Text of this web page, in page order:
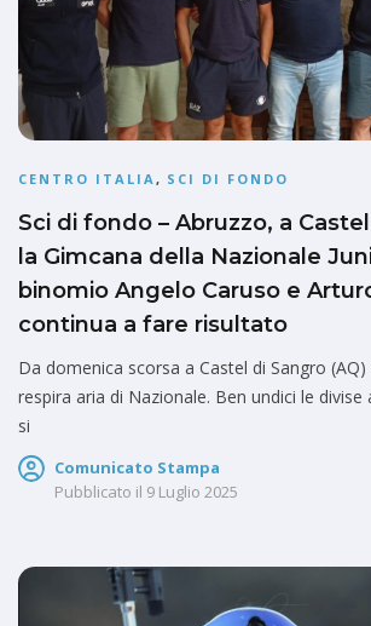
CENTRO ITALIA, SCI DI FONDO
Sci di fondo – Abruzzo, a
la Gimcana della Nazionale
binomio Angelo Caruso e
continua a fare risultato
Da domenica scorsa a Castel di Sangro
respira aria di Nazionale. Ben undici le divise
si
Comunicato Stampa
Pubblicato il 9 Luglio 2025